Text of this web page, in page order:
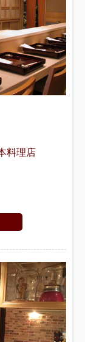
料理店